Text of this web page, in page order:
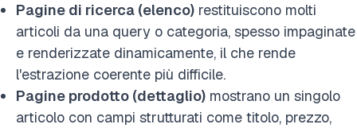
Pagine di ricerca (elenco) restituiscono molti
articoli da una query o categoria, spesso impaginate
e renderizzate dinamicamente, il che rende
l'estrazione coerente più difficile.
Pagine prodotto (dettaglio) mostrano un singolo
articolo con campi strutturati come titolo, prezzo,